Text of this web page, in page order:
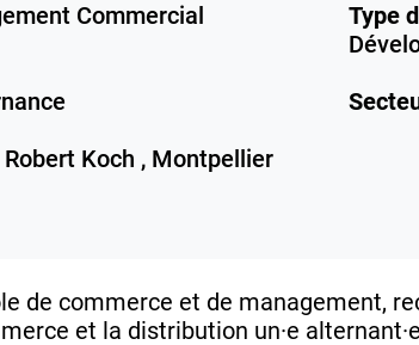
Commercial
Type
Koch , Montpellier
de commerce et de management,
et la distribution un·e